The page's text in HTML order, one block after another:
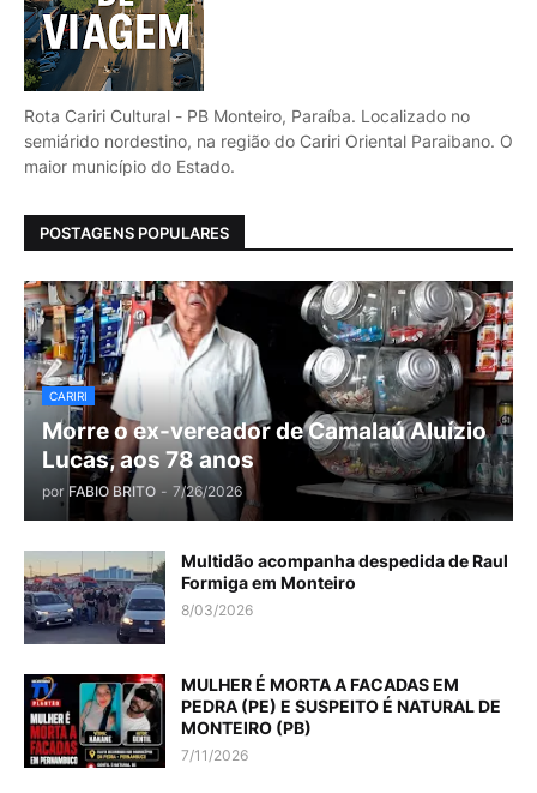
Rota Cariri Cultural - PB Monteiro, Paraíba. Localizado no
semiárido nordestino, na região do Cariri Oriental Paraibano. O
maior município do Estado.
POSTAGENS POPULARES
CARIRI
Morre o ex-vereador de Camalaú Aluízio
Lucas, aos 78 anos
por FABIO BRITO - 7/26/2026
Multidão acompanha despedida de Raul
Formiga em Monteiro
8/03/2026
MULHER É MORTA A FACADAS EM
PEDRA (PE) E SUSPEITO É NATURAL DE
MONTEIRO (PB)
7/11/2026